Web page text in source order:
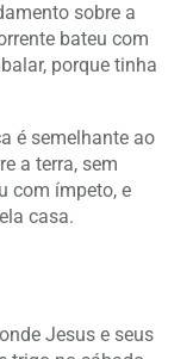
sobre a
bateu com
porque tinha
é semelhante ao
a terra, sem
com ímpeto, e
casa.
Jesus e seus